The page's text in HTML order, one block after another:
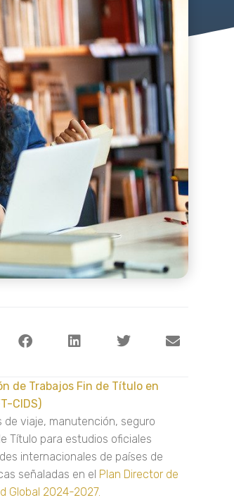
de Trabajos Fin de Título en
CIDS)
viaje, manutención, seguro
Título para estudios oficiales
internacionales de países de
señaladas en el Plan Director de
Global 2024-2027.